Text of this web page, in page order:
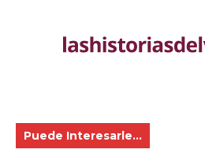
Puede Interesarle...